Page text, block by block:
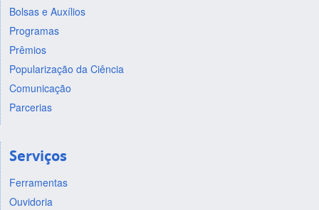
Bolsas e Auxílios
Programas
Prêmios
Popularização da Ciência
Comunicação
Parcerias
Serviços
Ferramentas
Ouvidoria